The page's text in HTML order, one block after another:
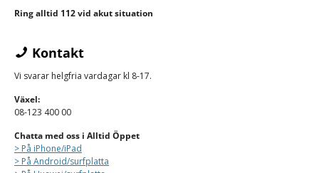
Ring alltid 112 vid akut situation
Kontakt
Vi svarar helgfria vardagar kl 8-17.
Växel:
08-123 400 00
Chatta med oss i Alltid Öppet
> På iPhone/iPad
> På Android/surfplatta